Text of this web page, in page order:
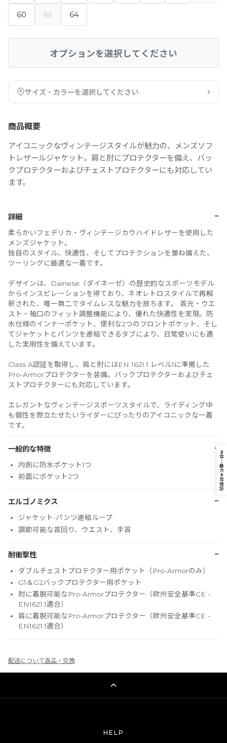
60 62 64
オプションを選択してください
サイズ・カラーを選択してください ›
商品概要
アイコニックなヴィンテージスタイルが魅力の、メンズソフ
トレザールジャケット。肩と肘にプロテクターを備え、バッ
クプロテクターおよびチェストプロテクターにも対応してい
ます。
詳細 −
柔らかいフェデリカ・ヴィンテージカウハイドレザーを使用した
メンズジャケット。
独自のスタイル、快適性、そしてプロテクションを兼ね備えた、
ツーリングに最適な一着です。
デザインは、Dainese（ダイネーゼ）の歴史的なスポーツモデル
からインスピレーションを得ており、ネオレトロスタイルで再解
釈された、唯一無二でタイムレスな魅力を放ちます。 首元・ウエ
スト・袖口のフィット調整機能により、優れた快適性を実現。防
水仕様のインナーポケット、便利な2つのフロントポケット、そし
てジャケットとパンツを連結できるタブにより、日常使いにも適
した実用性を備えています。
Class A認証を取得し、肩と肘にはEN 1621.1 レベル1に準拠した
Pro-Armorプロテクターを装備。バックプロテクターおよびチェ
ストプロテクターにも対応しています。
エレガントなヴィンテージスポーツスタイルで、ライディング中
も個性を際立たせたいライダーにぴったりのアイコニックな一着
です。
一般的な特徴 −
内側に防水ポケット1つ
前面にポケット2つ
エルゴノミクス −
ジャケット-パンツ連結ループ
調節可能な首回り、ウエスト、手首
耐衝撃性 −
ダブルチェストプロテクター用ポケット（Pro-Armorのみ）
G1＆G2バックプロテクター用ポケット
肘に着脱可能なPro-Armorプロテクター（欧州安全基準CE -
EN1621.1適合）
肩に着脱可能なPro-Armorプロテクター（欧州安全基準CE -
EN1621.1適合）
配送について返品・交換
2
年
｜
最
大
5
年
保
証
HELP